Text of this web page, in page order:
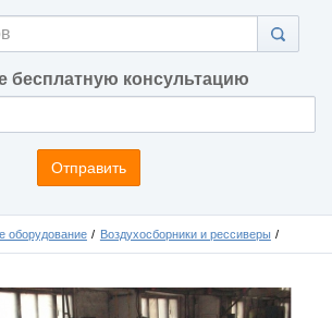
бесплатную консультацию
Отправить
оборудование Воздухосборники и рессиверы